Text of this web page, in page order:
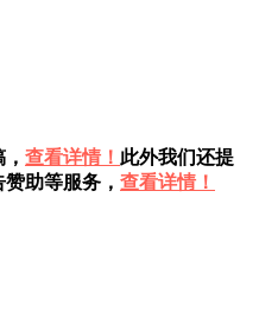
查看详情！ 此外我们还提
助等服务， 查看详情！